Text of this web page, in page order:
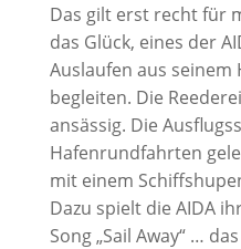
Das gilt erst recht für
das Glück, eines der
Auslaufen aus seinem
begleiten. Die
ansässig. Die
Hafenrundfahrten
mit einem
Dazu spielt die AIDA
Song „Sail Away“ …